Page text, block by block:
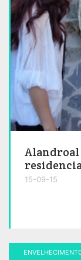
Alandroal
15-09-15